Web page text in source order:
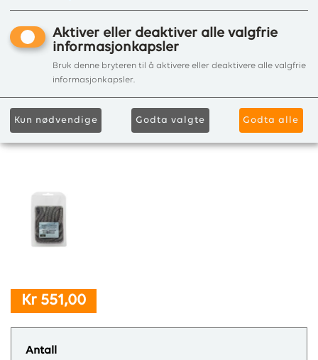
Kr 551,00
Antall
Aktiver eller deaktiver alle valgfrie
informasjonkapsler
Bruk denne bryteren til å aktivere eller deaktivere alle valgfrie
informasjonkapsler.
Kun nødvendige Godta valgte Godta alle